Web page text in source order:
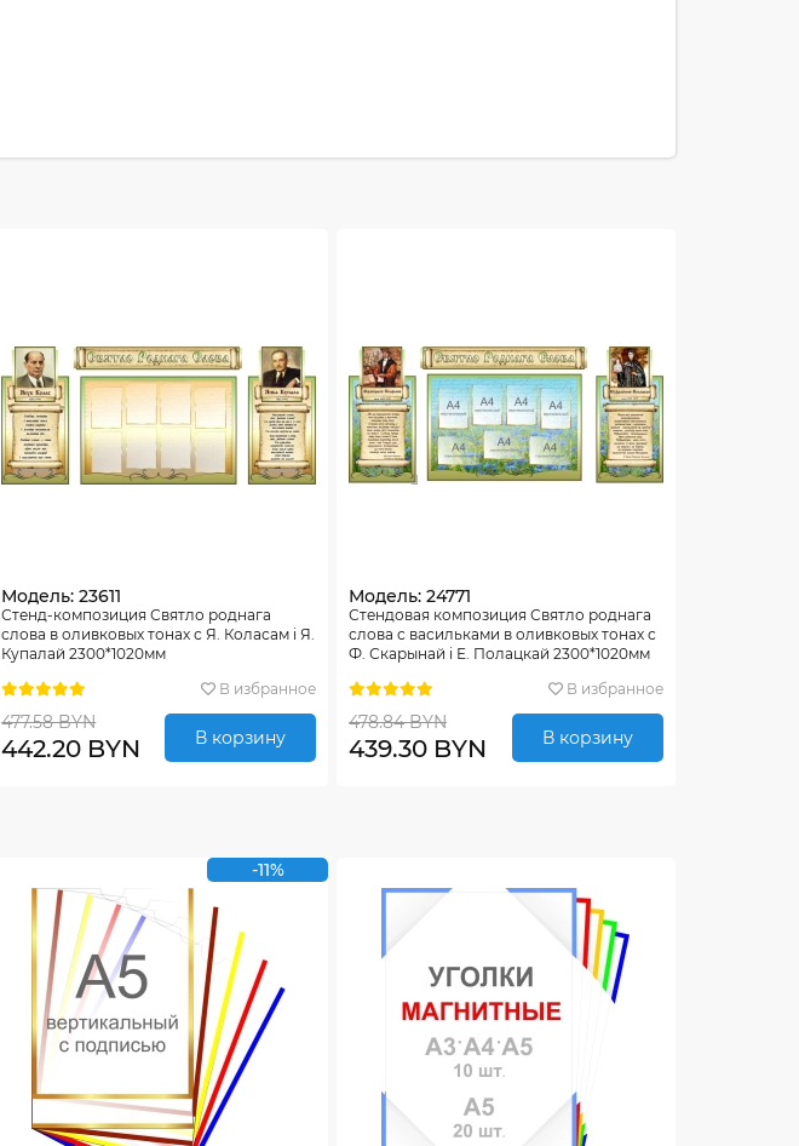
Модель: 23611
Стенд-композиция Святло роднага
слова в оливковых тонах с Я. Коласам i Я.
Купалай 2300*1020мм
В избранное
477.58 BYN
442.20 BYN В корзину
Модель: 24771
Стендовая композиция Святло роднага
слова с васильками в оливковых тонах с
Ф. Скарынай i Е. Полацкай 2300*1020мм
В избранное
478.84 BYN
439.30 BYN В корзину
-11%